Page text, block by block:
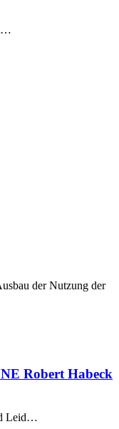
der Nutzung der
Robert Habeck
Leid…